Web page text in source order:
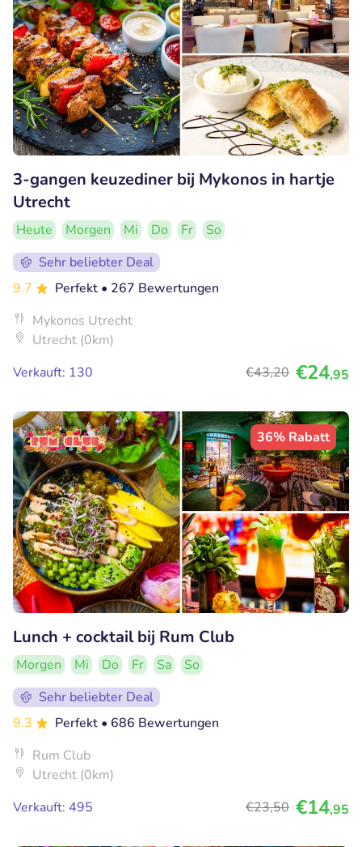
3-gangen keuzediner bij Mykonos in hartje
Utrecht
Heute Morgen Mi Do Fr
So
Sehr beliebter Deal
9.7
Perfekt • 267 Bewertungen
Mykonos Utrecht
Utrecht (0km)
Verkauft: 130
€43,20 €24,95
36% Rabatt
Lunch + cocktail bij Rum Club
Morgen Mi Do Fr Sa
So
Sehr beliebter Deal
9.3
Perfekt • 686 Bewertungen
Rum Club
Utrecht (0km)
Verkauft: 495
€23,50 €14,95